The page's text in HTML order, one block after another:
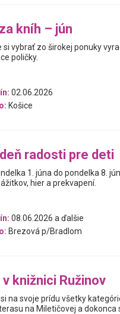
kníh – jún
si vybrať zo širokej ponuky
poličky.
02.06.2026
Košice
radosti pre deti
1. júna do pondelka 8.
hier a prekvapení.
08.06.2026 a ďalšie
Brezová p/Bradlom
v knižnici Ružinov
na svoje prídu všetky
na Miletičovej a dokonca